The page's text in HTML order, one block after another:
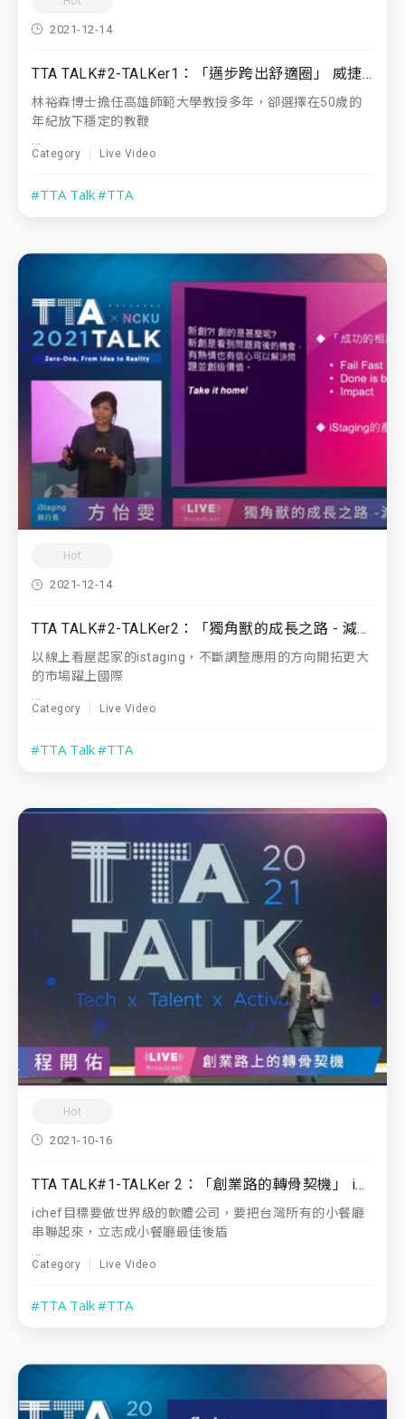
2021-12-14
TTA TALK#2-TALKer1：「邁步跨出舒適圈」 威捷生物醫學股份有限公司創辦人暨董事長｜林裕森博士​
林裕森博士擔任高雄師範大學教授多年，卻選擇在50歲的
年紀放下穩定的教鞭
Category Live Video
#TTA Talk#TTA
Hot
2021-12-14
TTA TALK#2-TALKer2：「獨角獸的成長之路 - 減法需要勇氣」 iStaging 執行長｜ 方怡雯
以線上看屋起家的istaging，不斷調整應用的方向開拓更大
的市場躍上國際
...
Category Live Video
#TTA Talk#TTA
Hot
2021-10-16
TTA TALK#1-TALKer 2：「創業路的轉骨契機」 iChef 共同創辦人｜ 程開佑
ichef目標要做世界級的軟體公司，要把台灣所有的小餐廳
串聯起來，立志成小餐廳最佳後盾
Category Live Video
#TTA Talk#TTA